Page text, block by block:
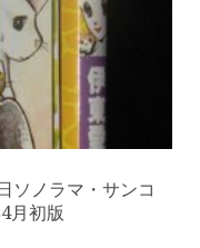
ノラマ・サンコ
月初版